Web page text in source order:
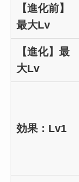
【進化前】
最大Lv
【進化】最
大Lv
効果：Lv1